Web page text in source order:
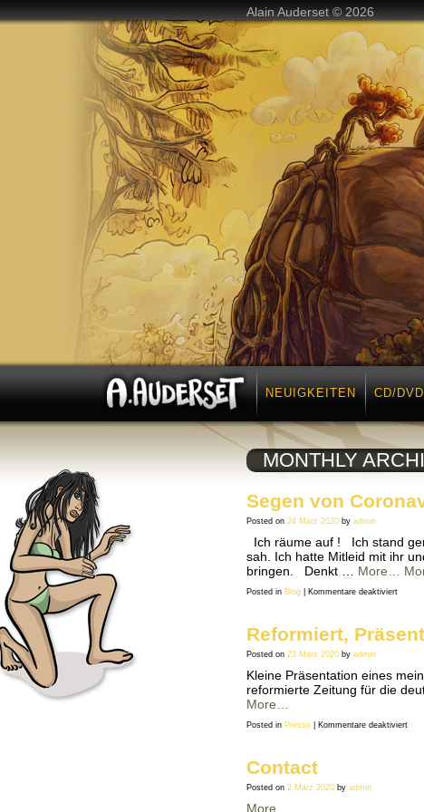
Alain Auderset © 2026
NEUIGKEITEN CD/DVD
MONTHLY
Segen von
Posted on 24 März 2020 by admin
Ich räume auf ! Ich stand
sah. Ich hatte Mitleid mit ihr
bringen. Denkt … More…
Posted in Blog Kommentare deaktiviertfür
Reformiert,
Posted on 23 März 2020 by admin
Kleine Präsentation eines
reformierte Zeitung für die
More…
Posted in Presse Kommentare deaktiviertfür
Contact
Posted on 2 März 2020 by admin
More…